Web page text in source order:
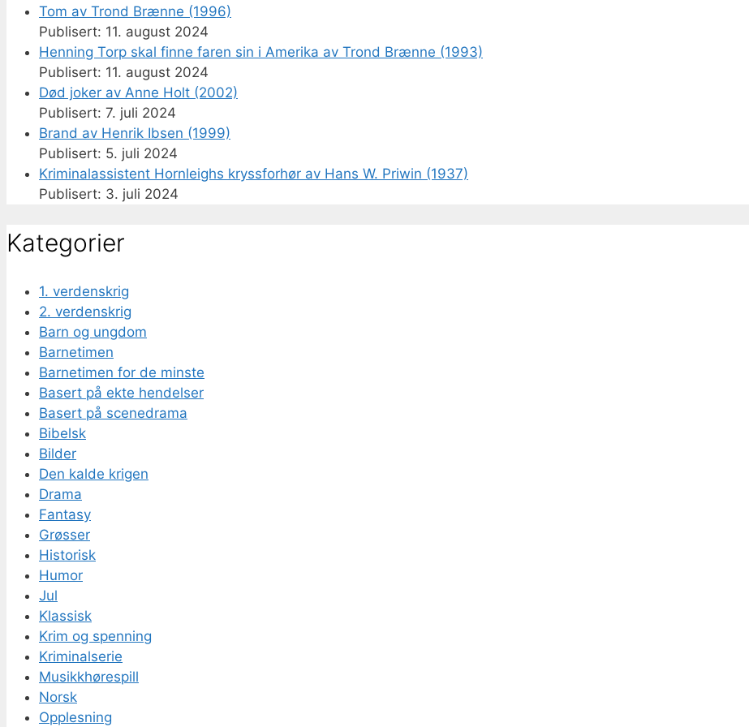
Tom av Trond Brænne (1996)
11. august 2024
Henning Torp skal finne faren sin i Amerika av Trond Brænne (1993)
11. august 2024
Død joker av Anne Holt (2002)
7. juli 2024
Brand av Henrik Ibsen (1999)
5. juli 2024
Kriminalassistent Hornleighs kryssforhør av Hans W. Priwin (1937)
3. juli 2024
Kategorier
1. verdenskrig
2. verdenskrig
Barn og ungdom
Barnetimen
Barnetimen for de minste
Basert på ekte hendelser
Basert på scenedrama
Bibelsk
Bilder
Den kalde krigen
Drama
Fantasy
Grøsser
Historisk
Humor
Jul
Klassisk
Krim og spenning
Kriminalserie
Musikkhørespill
Norsk
Opplesning